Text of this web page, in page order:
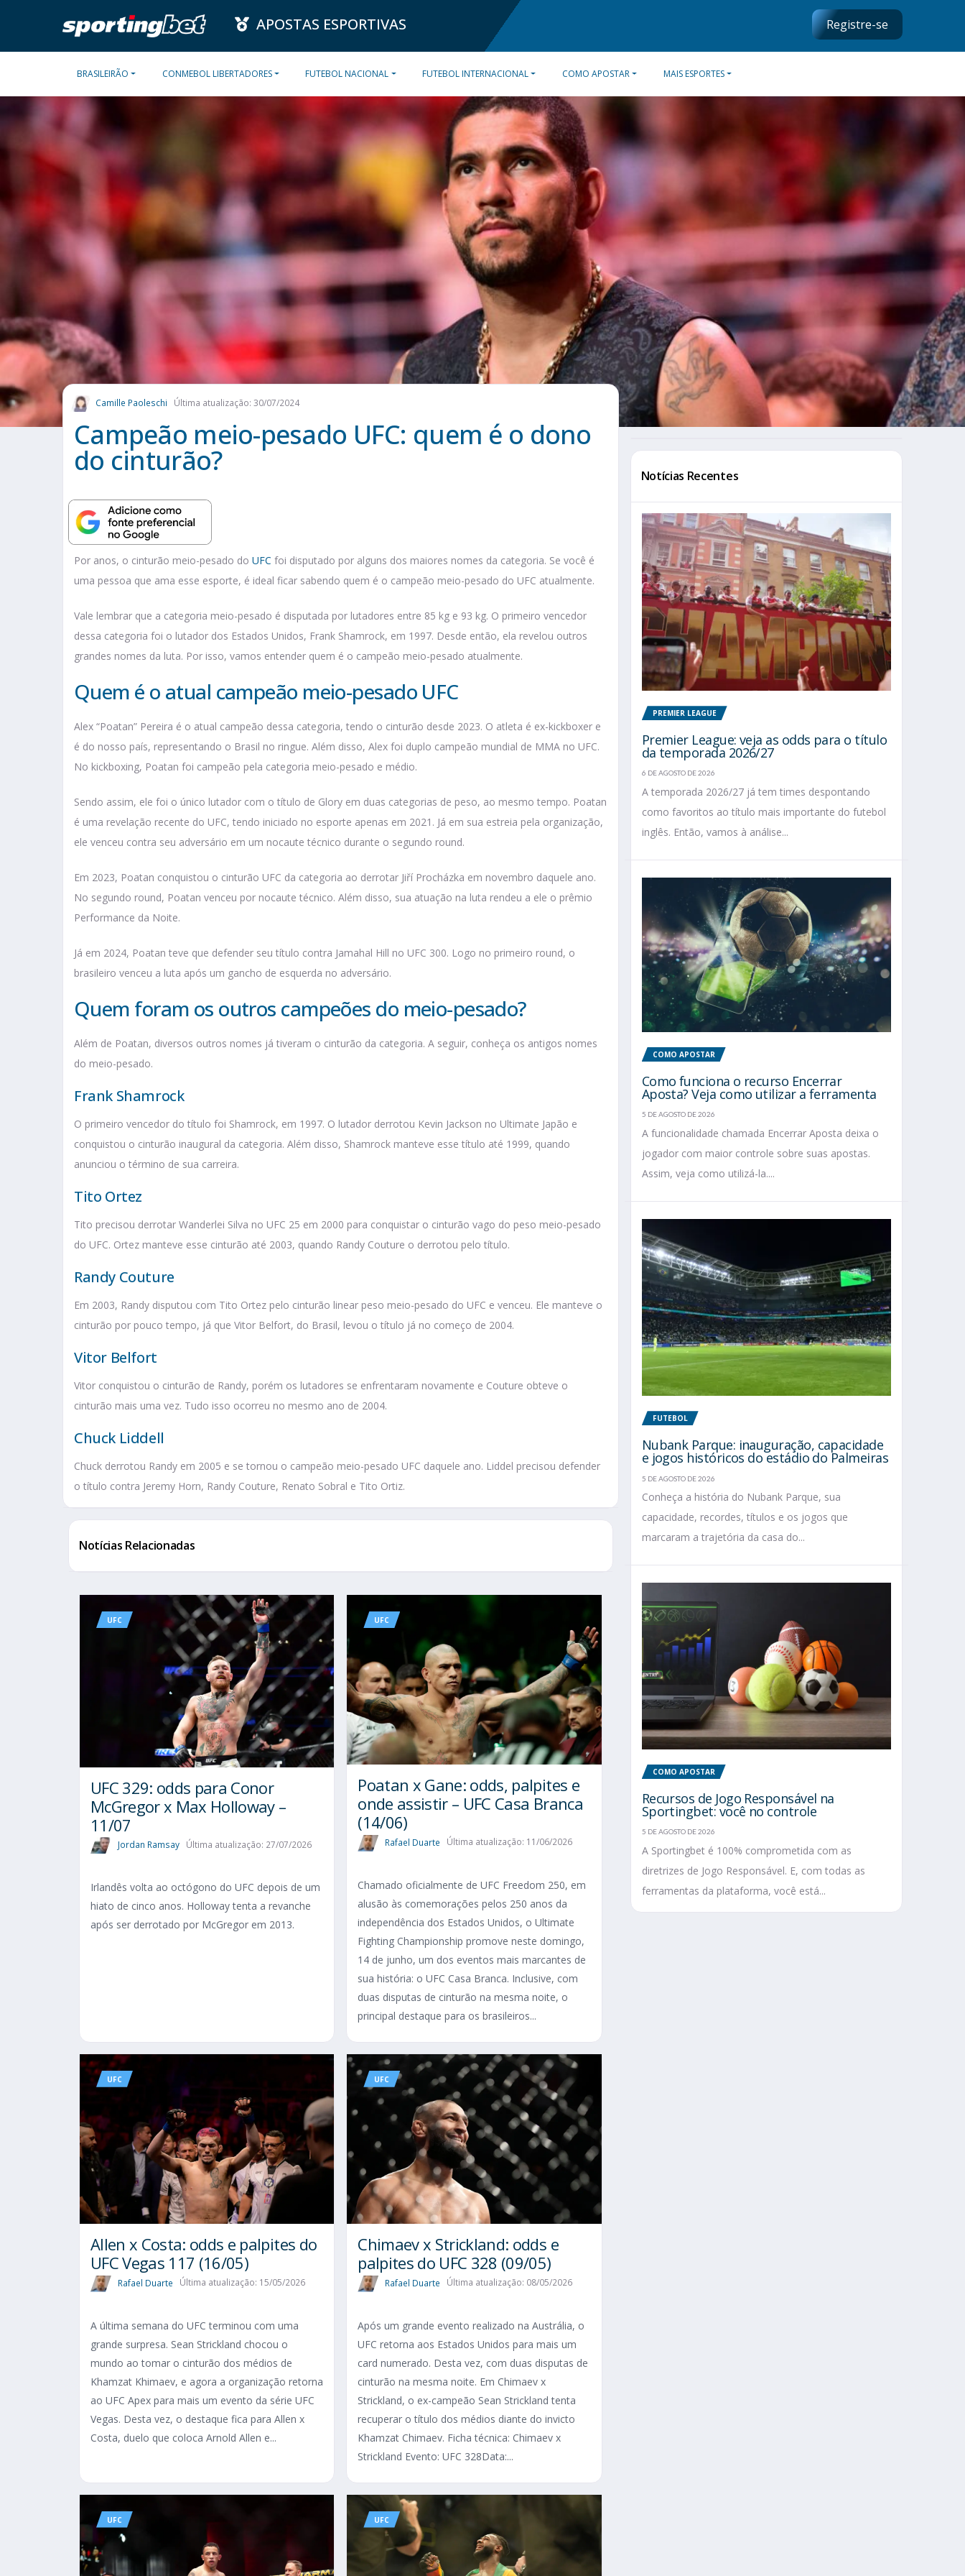
APOSTAS ESPORTIVAS Registre-se
BRASILEIRÃO CONMEBOL LIBERTADORES FUTEBOL NACIONAL FUTEBOL INTERNACIONAL COMO APOSTAR MAIS ESPORTES
Camille Paoleschi Última atualização: 30/07/2024
Campeão meio-pesado UFC: quem é o dono
do cinturão?
Por anos, o cinturão meio-pesado do UFC foi disputado por alguns dos maiores nomes da categoria. Se você é
uma pessoa que ama esse esporte, é ideal ficar sabendo quem é o campeão meio-pesado do UFC atualmente.
Vale lembrar que a categoria meio-pesado é disputada por lutadores entre 85 kg e 93 kg. O primeiro vencedor
dessa categoria foi o lutador dos Estados Unidos, Frank Shamrock, em 1997. Desde então, ela revelou outros
grandes nomes da luta. Por isso, vamos entender quem é o campeão meio-pesado atualmente.
Quem é o atual campeão meio-pesado UFC
Alex “Poatan” Pereira é o atual campeão dessa categoria, tendo o cinturão desde 2023. O atleta é ex-kickboxer e
é do nosso país, representando o Brasil no ringue. Além disso, Alex foi duplo campeão mundial de MMA no UFC.
No kickboxing, Poatan foi campeão pela categoria meio-pesado e médio.
Sendo assim, ele foi o único lutador com o título de Glory em duas categorias de peso, ao mesmo tempo. Poatan
é uma revelação recente do UFC, tendo iniciado no esporte apenas em 2021. Já em sua estreia pela organização,
ele venceu contra seu adversário em um nocaute técnico durante o segundo round.
Em 2023, Poatan conquistou o cinturão UFC da categoria ao derrotar Jiří Procházka em novembro daquele ano.
No segundo round, Poatan venceu por nocaute técnico. Além disso, sua atuação na luta rendeu a ele o prêmio
Performance da Noite.
Já em 2024, Poatan teve que defender seu título contra Jamahal Hill no UFC 300. Logo no primeiro round, o
brasileiro venceu a luta após um gancho de esquerda no adversário.
Quem foram os outros campeões do meio-pesado?
Além de Poatan, diversos outros nomes já tiveram o cinturão da categoria. A seguir, conheça os antigos nomes
do meio-pesado.
Frank Shamrock
O primeiro vencedor do título foi Shamrock, em 1997. O lutador derrotou Kevin Jackson no Ultimate Japão e
conquistou o cinturão inaugural da categoria. Além disso, Shamrock manteve esse título até 1999, quando
anunciou o término de sua carreira.
Tito Ortez
Tito precisou derrotar Wanderlei Silva no UFC 25 em 2000 para conquistar o cinturão vago do peso meio-pesado
do UFC. Ortez manteve esse cinturão até 2003, quando Randy Couture o derrotou pelo título.
Randy Couture
Em 2003, Randy disputou com Tito Ortez pelo cinturão linear peso meio-pesado do UFC e venceu. Ele manteve o
cinturão por pouco tempo, já que Vitor Belfort, do Brasil, levou o título já no começo de 2004.
Vitor Belfort
Vitor conquistou o cinturão de Randy, porém os lutadores se enfrentaram novamente e Couture obteve o
cinturão mais uma vez. Tudo isso ocorreu no mesmo ano de 2004.
Chuck Liddell
Chuck derrotou Randy em 2005 e se tornou o campeão meio-pesado UFC daquele ano. Liddel precisou defender
o título contra Jeremy Horn, Randy Couture, Renato Sobral e Tito Ortiz.
Notícias Relacionadas
UFC
UFC 329: odds para Conor
McGregor x Max Holloway –
11/07
Jordan Ramsay Última atualização: 27/07/2026
Irlandês volta ao octógono do UFC depois de um
hiato de cinco anos. Holloway tenta a revanche
após ser derrotado por McGregor em 2013.
UFC
Poatan x Gane: odds, palpites e
onde assistir – UFC Casa Branca
(14/06)
Rafael Duarte Última atualização: 11/06/2026
Chamado oficialmente de UFC Freedom 250, em
alusão às comemorações pelos 250 anos da
independência dos Estados Unidos, o Ultimate
Fighting Championship promove neste domingo,
14 de junho, um dos eventos mais marcantes de
sua história: o UFC Casa Branca. Inclusive, com
duas disputas de cinturão na mesma noite, o
principal destaque para os brasileiros...
UFC
Allen x Costa: odds e palpites do
UFC Vegas 117 (16/05)
Rafael Duarte Última atualização: 15/05/2026
A última semana do UFC terminou com uma
grande surpresa. Sean Strickland chocou o
mundo ao tomar o cinturão dos médios de
Khamzat Khimaev, e agora a organização retorna
ao UFC Apex para mais um evento da série UFC
Vegas. Desta vez, o destaque fica para Allen x
Costa, duelo que coloca Arnold Allen e...
UFC
Chimaev x Strickland: odds e
palpites do UFC 328 (09/05)
Rafael Duarte Última atualização: 08/05/2026
Após um grande evento realizado na Austrália, o
UFC retorna aos Estados Unidos para mais um
card numerado. Desta vez, com duas disputas de
cinturão na mesma noite. Em Chimaev x
Strickland, o ex-campeão Sean Strickland tenta
recuperar o título dos médios diante do invicto
Khamzat Chimaev. Ficha técnica: Chimaev x
Strickland Evento: UFC 328Data:...
UFC UFC
Notícias Recentes
PREMIER LEAGUE
Premier League: veja as odds para o título
da temporada 2026/27
6 DE AGOSTO DE 2026
A temporada 2026/27 já tem times despontando
como favoritos ao título mais importante do futebol
inglês. Então, vamos à análise...
COMO APOSTAR
Como funciona o recurso Encerrar
Aposta? Veja como utilizar a ferramenta
5 DE AGOSTO DE 2026
A funcionalidade chamada Encerrar Aposta deixa o
jogador com maior controle sobre suas apostas.
Assim, veja como utilizá-la....
FUTEBOL
Nubank Parque: inauguração, capacidade
e jogos históricos do estádio do Palmeiras
5 DE AGOSTO DE 2026
Conheça a história do Nubank Parque, sua
capacidade, recordes, títulos e os jogos que
marcaram a trajetória da casa do...
COMO APOSTAR
Recursos de Jogo Responsável na
Sportingbet: você no controle
5 DE AGOSTO DE 2026
A Sportingbet é 100% comprometida com as
diretrizes de Jogo Responsável. E, com todas as
ferramentas da plataforma, você está...